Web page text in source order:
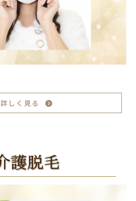
詳しく見る